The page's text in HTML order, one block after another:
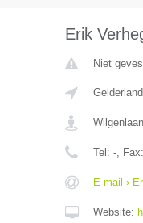
Erik
Niet
Gelderland
Tel: -, Fax:
E-mail ›
Website: